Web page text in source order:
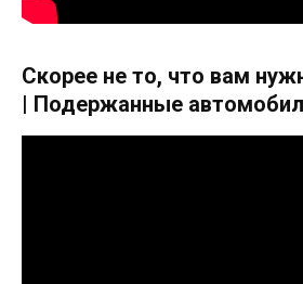
Скорее не то, что вам
| Подержанные